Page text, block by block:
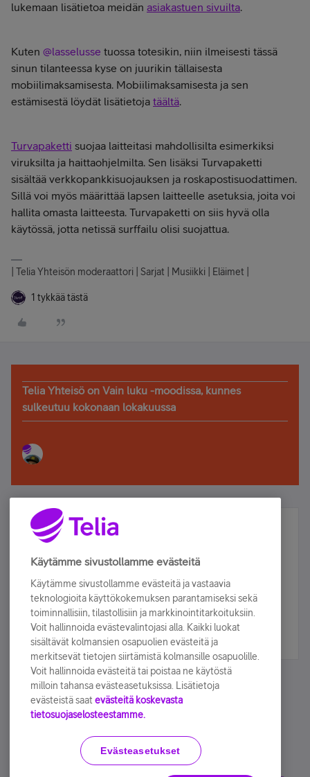
lukemaan lisätietoa meidän asiakastuen sivuilta.
Kuten @lasselusse tuossa totesikin, niin ilmeisesti tässä
sinun tilanteessa kyse on juurikin tällaisesta
mobiilimaksamisesta. Mobiilimaksamisesta ja sen
estämisestä löydät lisätietoja täältä.
Turvapaketti suojaa laitteitasi mahdollisilta esimerkiksi
viruksilta ja haittaohjelmilta. Sen lisäksi Turvapaketti
sisältää verkkopankkisuojauksen ja roskapostisuodattimen.
Sillä voi myös määrittää lapsen laitteelle asetuksia, joita voi
hallita omasta laitteesta. Turvapaketti on siis hyvä olla
käytössä, jotta netissä surffailu olisi suojattua.
| Telia Yhteisön moderaattori | Sarjat | Musiikki | Eläimet |
1 tykkää tästä
Telia Yhteisö on Vain luku -moodissa, kunnes
sulkeutuu kokonaan lokakuussa
Älä jää paitsi – osallistu ja voita!
Tilaa Telian uutiskirje ja olet mukana arvonnassa.
sähköpostiisi.
Tilaa nyt
Käyttöehdot Accessibility statement
Käytämme sivustollamme evästeitä
Käytämme sivustollamme evästeitä ja vastaavia
teknologioita käyttökokemuksen parantamiseksi sekä
toiminnallisiin, tilastollisiin ja markkinointitarkoituksiin.
Voit hallinnoida evästevalintojasi alla. Kaikki luokat
sisältävät kolmansien osapuolien evästeitä ja
merkitsevät tietojen siirtämistä kolmansille osapuolille.
Voit hallinnoida evästeitä tai poistaa ne käytöstä
milloin tahansa evästeasetuksissa. Lisätietoja
evästeistä saat evästeitä koskevasta
tietosuojaselosteestamme.
Evästeasetukset